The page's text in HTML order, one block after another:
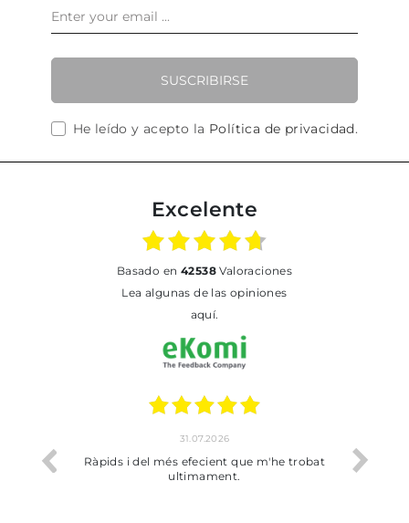
SUSCRIBIRSE
He leído y acepto la Política de privacidad.
Excelente
basado en 42538Valoraciones
Lea algunas de las opiniones
aquí.
31.07.2026
Ràpids i del més efecient que m'he trobat
ultimament.